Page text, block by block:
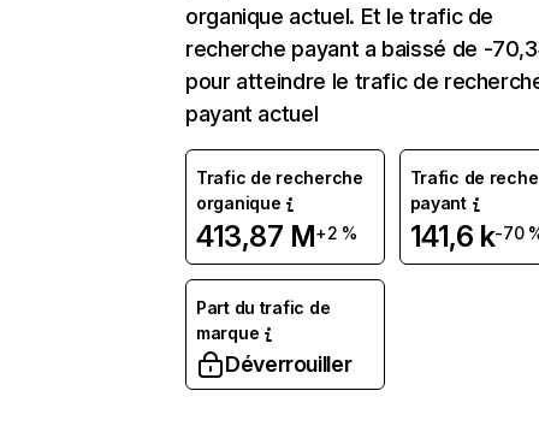
organique actuel. Et le trafic de
recherche payant a baissé de -
pour atteindre le trafic de
payant actuel
Trafic de recherche
organique
413,87 M+2 %
Trafic de
payant
141,6 k-70
Part du trafic de
marque
Déverrouiller